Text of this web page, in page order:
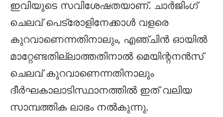
ഇവിയുടെ സവിശേഷതയാണ്. ചാർജിംഗ്
ചെലവ് പെട്രോളിനേക്കാൾ വളരെ
കുറവാണെന്നതിനാലും, എഞ്ചിൻ ഓയിൽ
മാറ്റേണ്ടതില്ലാത്തതിനാൽ മെയിന്റനൻസ്
ചെലവ് കുറവാണെന്നതിനാലും
ദീർഘകാലാടിസ്ഥാനത്തിൽ ഇത് വലിയ
സാമ്പത്തിക ലാഭം നൽകുന്നു.